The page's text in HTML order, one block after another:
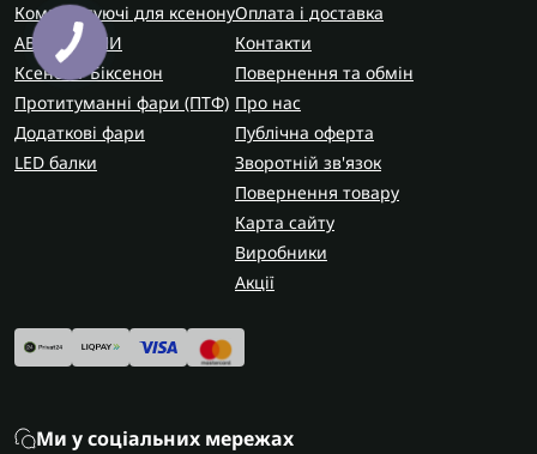
Комплектуючі для ксенону
АВТОЛАМПИ
Ксенон / Біксенон
Протитуманні фари (ПТФ)
Додаткові фари
LED балки
Оплата і доставка
Контакти
Повернення та обмін
Про нас
Публічна оферта
Зворотній зв'язок
Повернення товару
Карта сайту
Виробники
Акції
Ми у соціальних мережах